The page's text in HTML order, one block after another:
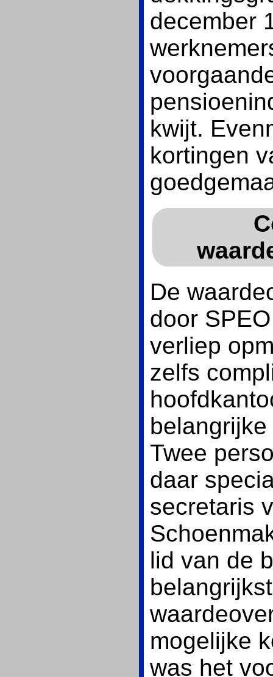
december
kwijt.
kortingen
De
door
verliep
zelfs
Twee
daar
secretaris
lid van de
mogelijke
was het